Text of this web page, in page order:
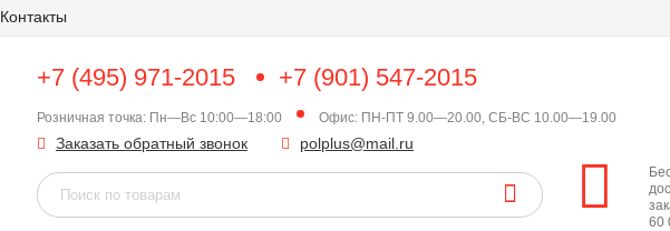
Контакты
+7 (495) 971-2015 +7 (901) 547-2015
Розничная точка: Пн—Вс 10:00—18:00 Офис: ПН-ПТ 9.00—20.00, СБ-ВС 10.00—19.00
Заказать обратный звонок polplus@mail.ru
60